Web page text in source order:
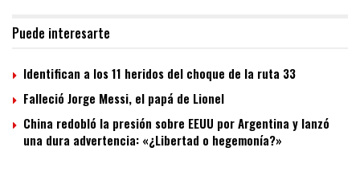
Puede interesarte
Identifican a los 11 heridos del choque de la ruta 33
Falleció Jorge Messi, el papá de Lionel
China redobló la presión sobre EEUU por Argentina y lanzó
una dura advertencia: «¿Libertad o hegemonía?»